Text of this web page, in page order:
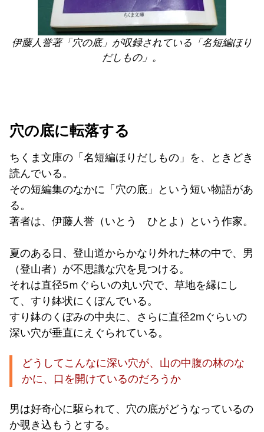
伊藤人誉著「穴の底」が収録されている「名短編ほり
だしもの」。
穴の底に転落する
ちくま文庫の「名短編ほりだしもの」を、ときどき
読んでいる。
その短編集のなかに「穴の底」という短い物語があ
る。
著者は、伊藤人誉（いとう ひとよ）という作家。
夏のある日、登山道からかなり外れた林の中で、男
（登山者）が不思議な穴を見つける。
それは直径5ｍぐらいの丸い穴で、草地を縁にし
て、すり鉢状にくぼんでいる。
すり鉢のくぼみの中央に、さらに直径2mぐらいの
深い穴が垂直にえぐられている。
どうしてこんなに深い穴が、山の中腹の林のな
かに、口を開けているのだろうか
男は好奇心に駆られて、穴の底がどうなっているの
か覗き込もうとする。